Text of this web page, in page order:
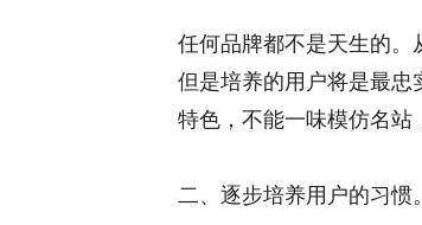
任何品牌都不是天生的。
但是培养的用户将是最忠
特色，不能一味模仿名站
二、逐步培养用户的习惯。